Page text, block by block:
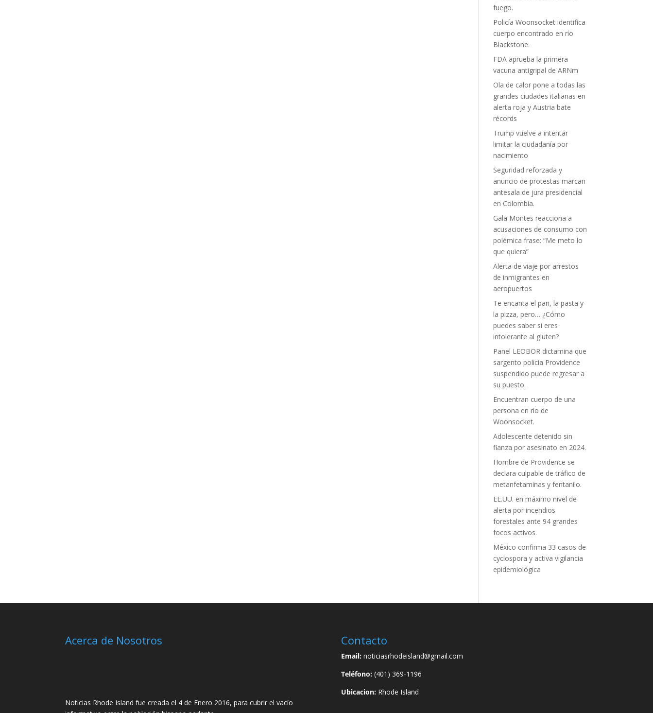
fuego.
Policía Woonsocket identifica
cuerpo encontrado en río
Blackstone.
FDA aprueba la primera
vacuna antigripal de ARNm
Ola de calor pone a todas las
grandes ciudades italianas en
alerta roja y Austria bate
récords
Trump vuelve a intentar
limitar la ciudadanía por
nacimiento
Seguridad reforzada y
anuncio de protestas marcan
antesala de jura presidencial
en Colombia.
Gala Montes reacciona a
acusaciones de consumo con
polémica frase: “Me meto lo
que quiera”
Alerta de viaje por arrestos
de inmigrantes en
aeropuertos
Te encanta el pan, la pasta y
la pizza, pero… ¿Cómo
puedes saber si eres
intolerante al gluten?
Panel LEOBOR dictamina que
sargento policía Providence
suspendido puede regresar a
su puesto.
Encuentran cuerpo de una
persona en río de
Woonsocket.
Adolescente detenido sin
fianza por asesinato en 2024.
Hombre de Providence se
declara culpable de tráfico de
metanfetaminas y fentanilo.
EE.UU. en máximo nivel de
alerta por incendios
forestales ante 94 grandes
focos activos.
México confirma 33 casos de
cyclospora y activa vigilancia
epidemiológica
Acerca de Nosotros
Noticias Rhode Island fue creada el 4 de Enero 2016, para cubrir el vacío
Contacto
Email:noticiasrhodeisland@gmail.com
Teléfono:(401) 369-1196
Ubicacion:Rhode Island